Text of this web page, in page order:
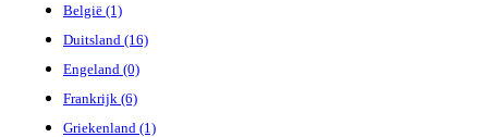
België (1)
Duitsland (16)
Engeland (0)
Frankrijk (6)
Griekenland (1)